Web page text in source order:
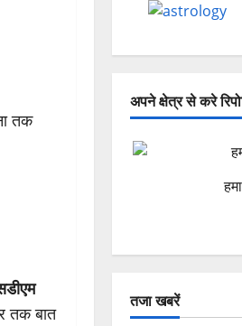
तक
तक बात
अपने क्षेत्र से करे
तजा खबरें